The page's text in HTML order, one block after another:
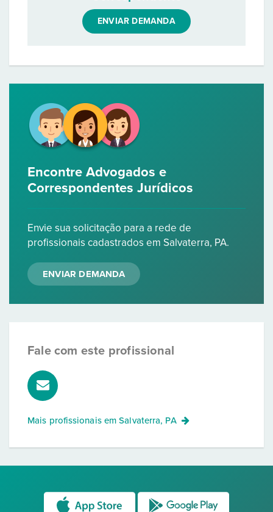
ENVIAR DEMANDA
Encontre Advogados e
Correspondentes Jurídicos
Envie sua solicitação para a rede de
profissionais cadastrados em Salvaterra, PA.
ENVIAR DEMANDA
Fale com este profissional
Mais profissionais emSalvaterra, PA